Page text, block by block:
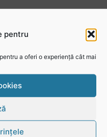
pentru
a oferi o experiență cât mai
Stejarul Iulian Hartig: A fost un turneu care a unit mai mult echipa